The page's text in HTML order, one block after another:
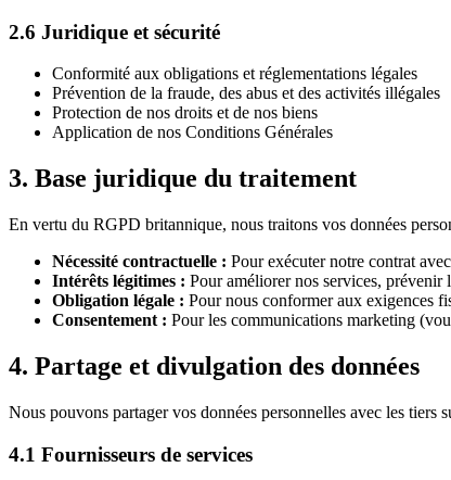
2.6 Juridique et sécurité
Conformité aux obligations et réglementations légales
Prévention de la fraude, des abus et des activités illégales
Protection de nos droits et de nos biens
Application de nos Conditions Générales
3. Base juridique du traitement
En vertu du RGPD britannique, nous traitons vos données
Nécessité contractuelle : Pour exécuter notre contrat
Intérêts légitimes : Pour améliorer nos services, prévenir
Obligation légale : Pour nous conformer aux exigences
Consentement : Pour les communications marketing
4. Partage et divulgation des données
Nous pouvons partager vos données personnelles avec les tiers
4.1 Fournisseurs de services